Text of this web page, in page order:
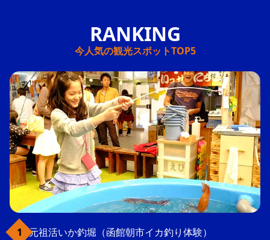
今人気の観光スポットTOP5
元祖活いか釣堀（函館朝市イカ釣り体験）